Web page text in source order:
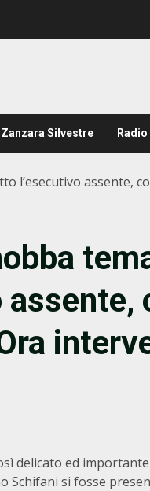
Zanzara Silvestre
l’esecutivo assente,
delicato ed
Schifani si fosse